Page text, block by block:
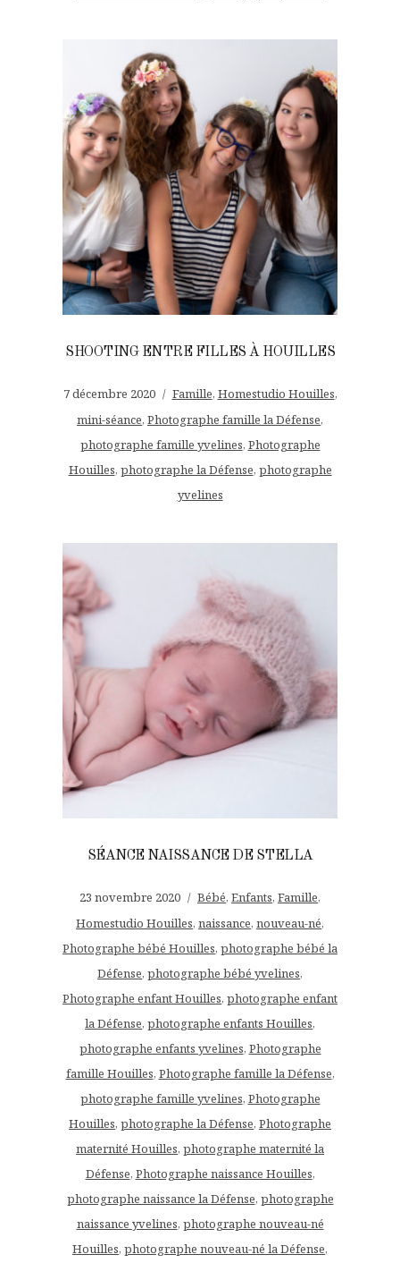
SHOOTING ENTRE FILLES À HOUILLES
7 décembre 2020 Famille, Homestudio Houilles,
mini-séance, Photographe famille la Défense,
photographe famille yvelines, Photographe
Houilles, photographe la Défense, photographe
yvelines
SÉANCE NAISSANCE DE STELLA
23 novembre 2020 Bébé, Enfants, Famille,
Homestudio Houilles, naissance, nouveau-né,
Photographe bébé Houilles, photographe bébé la
Défense, photographe bébé yvelines,
Photographe enfant Houilles, photographe enfant
la Défense, photographe enfants Houilles,
photographe enfants yvelines, Photographe
famille Houilles, Photographe famille la Défense,
photographe famille yvelines, Photographe
Houilles, photographe la Défense, Photographe
maternité Houilles, photographe maternité la
Défense, Photographe naissance Houilles,
photographe naissance la Défense, photographe
naissance yvelines, photographe nouveau-né
Houilles, photographe nouveau-né la Défense,